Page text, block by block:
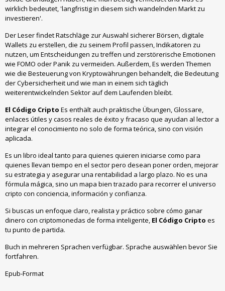
wirklich bedeutet, 'langfristig in diesem sich wandelnden Markt zu
investieren'.
Der Leser findet Ratschläge zur Auswahl sicherer Börsen, digitale
Wallets zu erstellen, die zu seinem Profil passen, Indikatoren zu
nutzen, um Entscheidungen zu treffen und zerstörerische Emotionen
wie FOMO oder Panik zu vermeiden. Außerdem, Es werden Themen
wie die Besteuerung von Kryptowährungen behandelt, die Bedeutung
der Cybersicherheit und wie man in einem sich täglich
weiterentwickelnden Sektor auf dem Laufenden bleibt.
El Código Cripto Es enthält auch praktische Übungen, Glossare,
enlaces útiles y casos reales de éxito y fracaso que ayudan al lector a
integrar el conocimiento no solo de forma teórica, sino con visión
aplicada.
Es un libro ideal tanto para quienes quieren iniciarse como para
quienes llevan tiempo en el sector pero desean poner orden,mejorar
su estrategia y asegurar una rentabilidad a largo plazo. No es una
fórmula mágica, sino un mapa bien trazado para recorrer el universo
cripto con conciencia,información y confianza.
Si buscas un enfoque claro,realista y práctico sobre cómo ganar
dinero con criptomonedas de forma inteligente, El Código Cripto es
tu punto de partida.
Buch in mehreren Sprachen verfügbar. Sprache auswählen bevor Sie
fortfahren.
Epub-Format